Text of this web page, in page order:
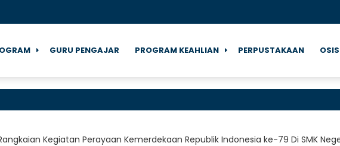
GURU PENGAJAR PROGRAM KEAHLIAN PERPUSTAKAAN
Kegiatan Perayaan Kemerdekaan Republik Indonesia ke-79 Di SMK